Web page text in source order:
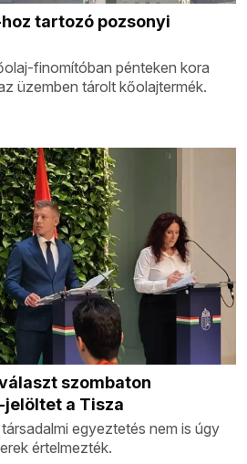
tartozó pozsonyi
finomítóban pénteken kora
üzemben tárolt kőolajtermék.
szombaton
a Tisza
egyeztetés nem is úgy
értelmezték.